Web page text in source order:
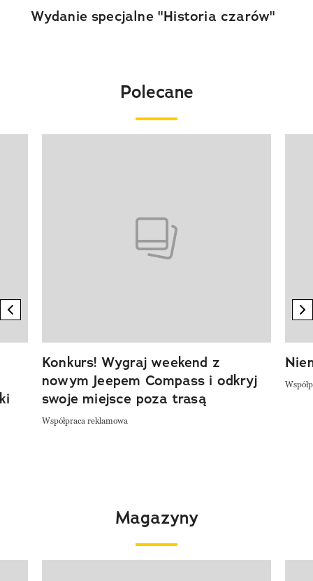
Wydanie specjalne "Historia czarów"
Polecane
previous element
Konkurs! Wygraj weekend z
nowym Jeepem Compass i odkryj
swoje miejsce poza trasą
Współpraca reklamowa
Magazyny